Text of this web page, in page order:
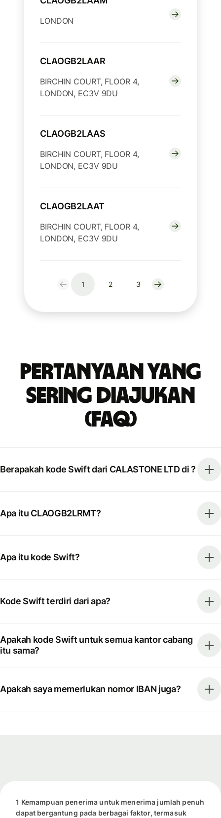
LONDON
CLAOGB2LAAR
BIRCHIN COURT, FLOOR 4,
LONDON, EC3V 9DU
CLAOGB2LAAS
BIRCHIN COURT, FLOOR 4,
LONDON, EC3V 9DU
CLAOGB2LAAT
BIRCHIN COURT, FLOOR 4,
LONDON, EC3V 9DU
1 2 3
Pertanyaan yang
Sering Diajukan
(FAQ)
Berapakah kode Swift dari CALASTONE LTD di ?
Apa itu CLAOGB2LRMT?
Apa itu kode Swift?
Kode Swift terdiri dari apa?
Apakah kode Swift untuk semua kantor cabang
itu sama?
Apakah saya memerlukan nomor IBAN juga?
1 Kemampuan penerima untuk menerima jumlah penuh
dapat bergantung pada berbagai faktor, termasuk